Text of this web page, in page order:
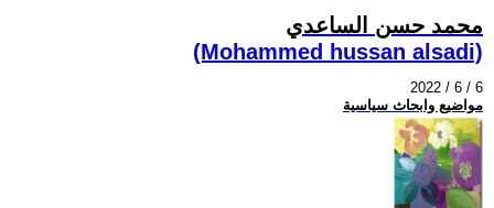
محمد حسن الساعدي
(Mohammed hussan alsadi)
2022 / 6 / 6
مواضيع وابحاث سياسية